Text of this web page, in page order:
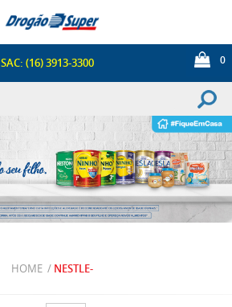
SAC: (16) 3913-3300 0
HOME / NESTLE-